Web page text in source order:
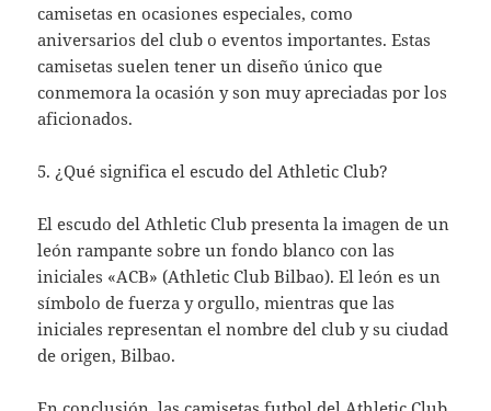
camisetas en ocasiones especiales, como
aniversarios del club o eventos importantes. Estas
camisetas suelen tener un diseño único que
conmemora la ocasión y son muy apreciadas por los
aficionados.
5. ¿Qué significa el escudo del Athletic Club?
El escudo del Athletic Club presenta la imagen de un
león rampante sobre un fondo blanco con las
iniciales «ACB» (Athletic Club Bilbao). El león es un
símbolo de fuerza y ​​orgullo, mientras que las
iniciales representan el nombre del club y su ciudad
de origen, Bilbao.